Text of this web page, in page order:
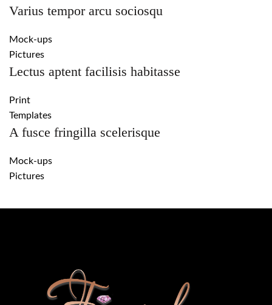
Varius tempor arcu sociosqu
Mock-ups
Pictures
Lectus aptent facilisis habitasse
Print
Templates
A fusce fringilla scelerisque
Mock-ups
Pictures